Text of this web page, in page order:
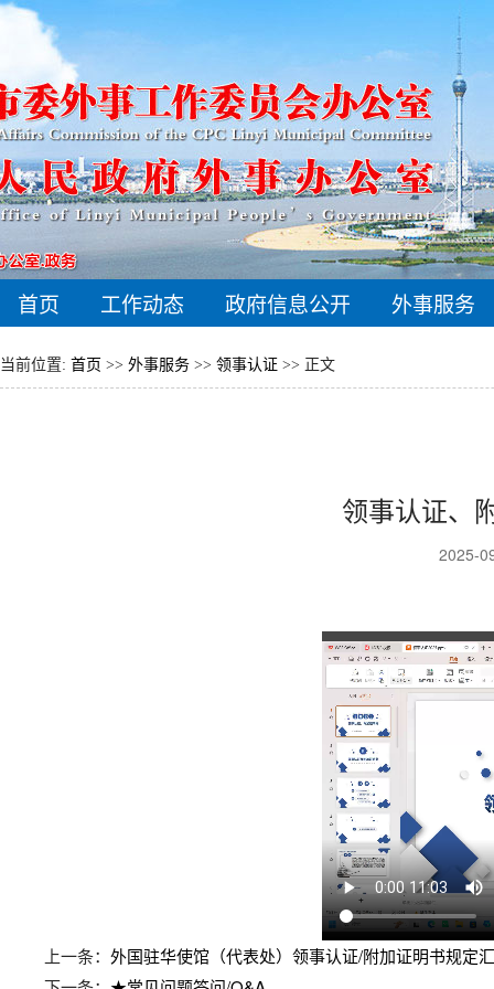
首页 工作动态 政府信息公开 外事服务
当前位置: 首页 >> 外事服务 >> 领事认证 >> 正文
领事认证、
2025-
上一条： 外国驻华使馆（代表处）领事认证/附加证明书规定